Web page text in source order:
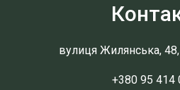
вулиця Жилянська,
+380 95 414